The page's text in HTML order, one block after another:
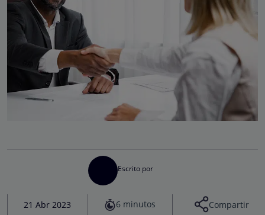
Escrito por
21 Abr 2023 6 minutos Compartir